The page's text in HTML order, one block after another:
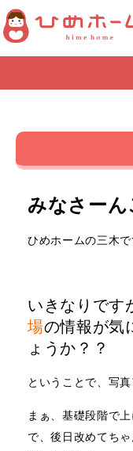
みなさー
ひめホームの三木で
いきなりです
場の情報が気
ょうか？？
ということで、写
まぁ、基礎段階で
で、後日改めてち